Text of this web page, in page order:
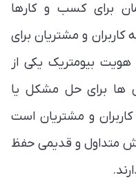
برای کسب و کارها
و مشتریان برای
بیومتریک یکی از
ها برای حل مشکل یا
و مشتریان است
متداول و قدیمی حفظ